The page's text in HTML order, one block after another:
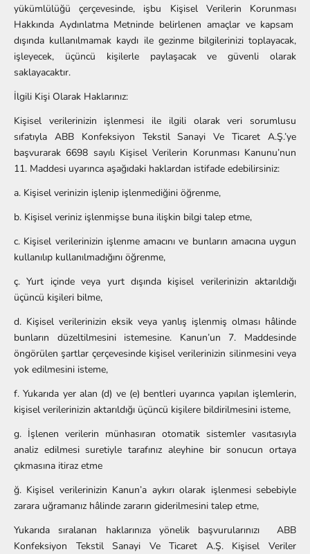
yükümlülüğü çerçevesinde, işbu Kişisel Verilerin Korunması
Hakkında Aydınlatma Metninde belirlenen amaçlar ve kapsam
dışında kullanılmamak kaydı ile gezinme bilgilerinizi toplayacak,
işleyecek, üçüncü kişilerle paylaşacak ve güvenli olarak
saklayacaktır.
İlgili Kişi Olarak Haklarınız:
Kişisel verilerinizin işlenmesi ile ilgili olarak veri sorumlusu
sıfatıyla ABB Konfeksiyon Tekstil Sanayi Ve Ticaret A.Ş.’ye
başvurarak 6698 sayılı Kişisel Verilerin Korunması Kanunu’nun
11. Maddesi uyarınca aşağıdaki haklardan istifade edebilirsiniz:
a. Kişisel verinizin işlenip işlenmediğini öğrenme,
b. Kişisel veriniz işlenmişse buna ilişkin bilgi talep etme,
c. Kişisel verilerinizin işlenme amacını ve bunların amacına uygun
kullanılıp kullanılmadığını öğrenme,
ç. Yurt içinde veya yurt dışında kişisel verilerinizin aktarıldığı
üçüncü kişileri bilme,
d. Kişisel verilerinizin eksik veya yanlış işlenmiş olması hâlinde
bunların düzeltilmesini istemesine. Kanun’un 7. Maddesinde
öngörülenşartlar çerçevesinde kişisel verilerinizin silinmesini veya
yok edilmesini isteme,
f. Yukarıda yer alan (d) ve (e) bentleri uyarınca yapılan işlemlerin,
kişisel verilerinizin aktarıldığı üçüncü kişilere bildirilmesini isteme,
g. İşlenen verilerin münhasıran otomatik sistemler vasıtasıyla
analiz edilmesi suretiyle tarafınız aleyhine bir sonucun ortaya
çıkmasına itiraz etme
ğ. Kişisel verilerinizin Kanun’a aykırı olarak işlenmesi sebebiyle
zarara uğramanız hâlinde zararın giderilmesini talep etme,
Yukarıda sıralanan haklarınıza yönelik başvurularınızı
ABB
Konfeksiyon Tekstil Sanayi Ve Ticaret A.Ş. Kişisel Veriler